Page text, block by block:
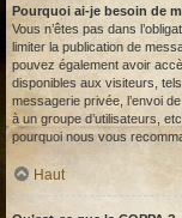
Pourquoi ai-je besoin de
Vous n’êtes pas dans
limiter la publication de
pouvez également avoir
disponibles aux visiteurs, tels
messagerie privée, l’envoi
à un groupe d’utilisateurs,
pourquoi nous vous
Haut